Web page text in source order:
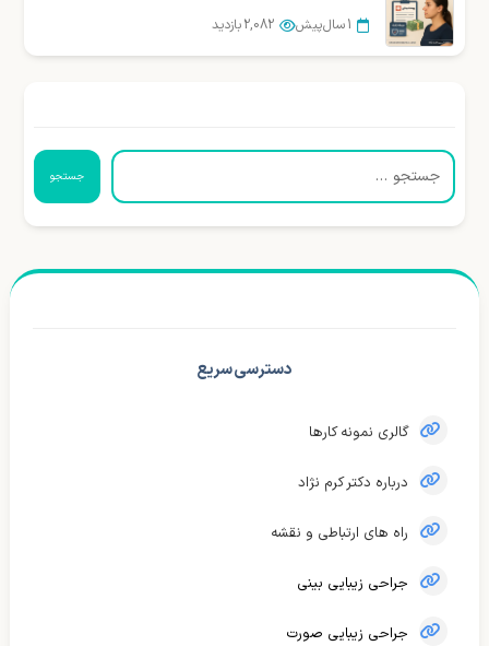
1 سال پیش 2,082 بازدید
جستجو
دسترسی سریع
گالری نمونه کارها
درباره دکتر کرم نژاد
راه های ارتباطی و نقشه
جراحی زیبایی بینی
جراحی زیبایی صورت